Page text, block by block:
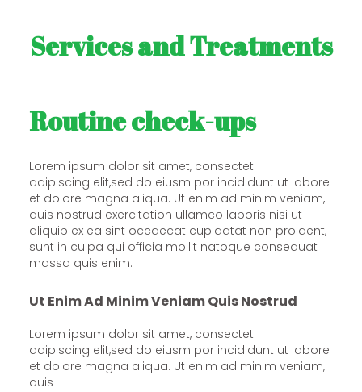
Services and Treatments
Routine check-ups
Lorem ipsum dolor sit amet, consectet
adipiscing elit,sed do eiusm por incididunt ut labore
et dolore magna aliqua. Ut enim ad minim veniam,
quis nostrud exercitation ullamco laboris nisi ut
aliquip ex ea sint occaecat cupidatat non proident,
sunt in culpa qui officia mollit natoque consequat
massa quis enim.
Ut Enim Ad Minim Veniam Quis Nostrud
Lorem ipsum dolor sit amet, consectet
adipiscing elit,sed do eiusm por incididunt ut labore
et dolore magna aliqua. Ut enim ad minim veniam,
quis